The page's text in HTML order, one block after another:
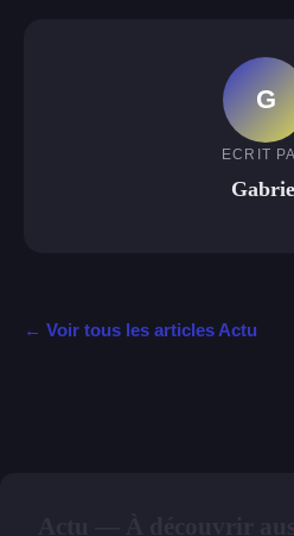
G
ECRIT
← Voir tous les articles Actu